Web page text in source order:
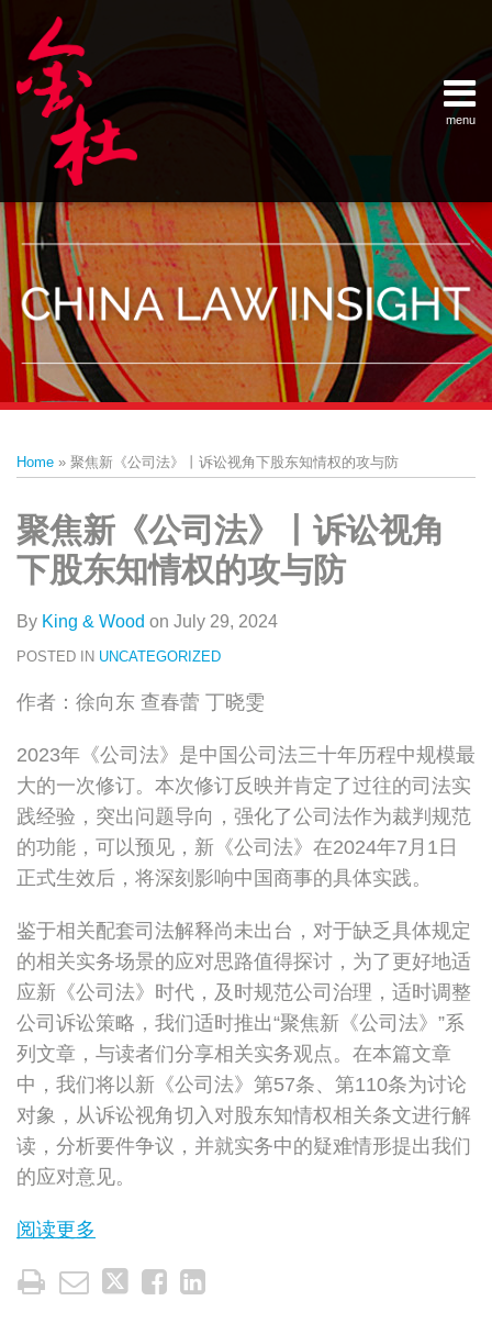
content
menu
Home
- 关于
金杜
Services
- 专业领
域
Contact
- 联系
我们
English
Example Link
China Banking Regulatory
China Insurance Regulatory
China Securities Regulatory
General Administration of Customs
Ministry of Commerce
National Development and Reform
Pacific Rim Advisory Council
State Administration for Industry &
State Administration of Foreign
Supreme People’s Court
World Law Group
RSS
LinkedIn
Weibo
Home » 聚焦新《公司法》丨诉讼视角下股东知情权的攻与防
聚焦新《公司法》丨诉讼视角
下股东知情权的攻与防
By King & Wood on July 29, 2024
POSTED IN UNCATEGORIZED
作者：徐向东 查春蕾 丁晓雯
2023年《公司法》是中国公司法三十年历程中规模最
大的一次修订。本次修订反映并肯定了过往的司法实
践经验，突出问题导向，强化了公司法作为裁判规范
的功能，可以预见，新《公司法》在2024年7月1日
正式生效后，将深刻影响中国商事的具体实践。
鉴于相关配套司法解释尚未出台，对于缺乏具体规定
的相关实务场景的应对思路值得探讨，为了更好地适
应新《公司法》时代，及时规范公司治理，适时调整
公司诉讼策略，我们适时推出“聚焦新《公司法》”系
列文章，与读者们分享相关实务观点。在本篇文章
中，我们将以新《公司法》第57条、第110条为讨论
对象，从诉讼视角切入对股东知情权相关条文进行解
读，分析要件争议，并就实务中的疑难情形提出我们
的应对意见。
阅读更多
this
post
this
post
this
post
this
post
on
LinkedIn